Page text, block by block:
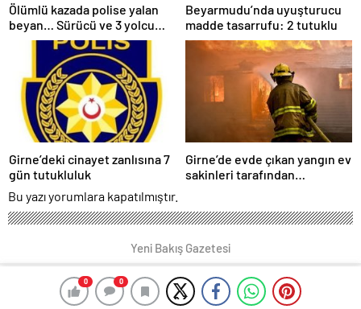
0 0
Ölümlü kazada polise yalan
beyan… Sürücü ve 3 yolcu
tutuklandı
Beyarmudu’nda uyuşturucu
madde tasarrufu: 2 tutuklu
Girne’deki cinayet zanlısına 7
gün tutukluluk
Girne’de evde çıkan yangın ev
sakinleri tarafından
Bu yazı yorumlara kapatılmıştır.
Yeni Bakış Gazetesi